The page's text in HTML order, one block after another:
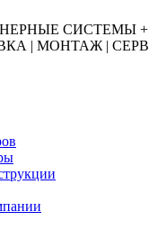
СИСТЕМЫ
| МОНТАЖ |